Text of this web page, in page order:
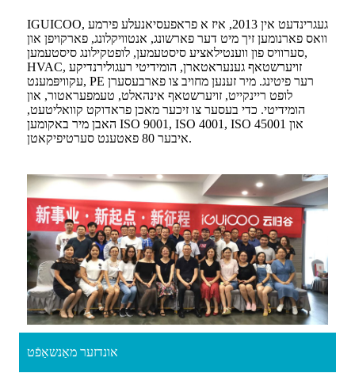
IGUICOO, געגרינדעט אין 2013, איז א פראפעסיאנעלע פירמע
וואס פארנומען זיך מיט דער פארשונג, אנטוויקלונג, פארקויפן און
סערוויס פון ווענטילאציע סיסטעמען, לופטקילונג סיסטעמען,
HVAC, זויערשטאף גענעראטארן, הומידיטי רעגולירנדיקע
עקוויפּמענט, PE רער פיטינג. מיר זענען מחויב צו פארבעסערן
לופט ריינקייט, זויערשטאף אינהאלט, טעמפעראטור, און
הומידיטי. כדי בעסער צו זיכער מאכן פראדוקט קוואליטעט,
האבן מיר באקומען ISO 9001, ISO 4001, ISO 45001 און
איבער 80 פאטענט סערטיפיקאטן.
אונדזער מאַנשאַפֿט